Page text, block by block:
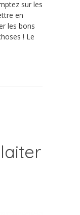
sur les
en
les bons
! Le